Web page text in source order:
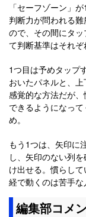
「セーフゾーン」
判断力が問われる
ので、その間にタ
て判断基準はそれぞ
1つ目は予めタップ
おいたパネルと、
感覚的な方法だが
できるようになっ
め。
もう1つは、矢印に
し、矢印のない列
け出せる。慣らし
経で動くのは苦手な
編集部コメ